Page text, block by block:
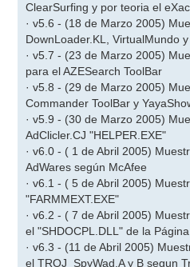
ClearSurfing y por teoria el
· v5.6 - (18 de Marzo 2005)
DownLoader.KL, VirtualMundo
· v5.7 - (23 de Marzo 2005)
para el AZESearch ToolBar
· v5.8 - (29 de Marzo 2005)
Commander ToolBar y
· v5.9 - (30 de Marzo 2005)
AdClicler.CJ "HELPER.EXE"
· v6.0 - ( 1 de Abril 2005)
AdWares según McAfee
· v6.1 - ( 5 de Abril 2005)
"FARMMEXT.EXE"
· v6.2 - ( 7 de Abril 2005)
el "SHDOCPL.DLL" de la
· v6.3 - (11 de Abril 2005)
el TROJ_SpyWad.A y B segun